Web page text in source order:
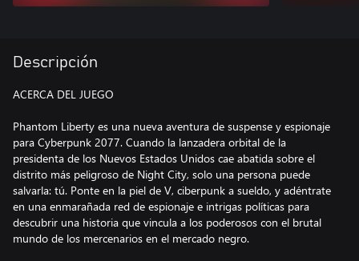
Descripción
ACERCA DEL JUEGO
Phantom Liberty es una nueva aventura de suspense y espionaje
para Cyberpunk 2077. Cuando la lanzadera orbital de la
presidenta de los Nuevos Estados Unidos cae abatida sobre el
distrito más peligroso de Night City, solo una persona puede
salvarla: tú. Ponte en la piel de V, ciberpunk a sueldo, y adéntrate
en una enmarañada red de espionaje e intrigas políticas para
descubrir una historia que vincula a los poderosos con el brutal
mundo de los mercenarios en el mercado negro.